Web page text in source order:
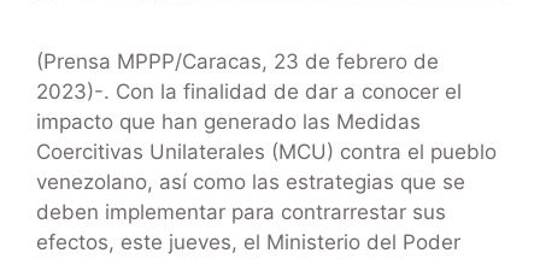
(Prensa MPPP/Caracas, 23 de febrero de
2023)-. Con la finalidad de dar a conocer el
impacto que han generado las Medidas
Coercitivas Unilaterales (MCU) contra el pueblo
venezolano, así como las estrategias que se
deben implementar para contrarrestar sus
efectos, este jueves, el Ministerio del Poder